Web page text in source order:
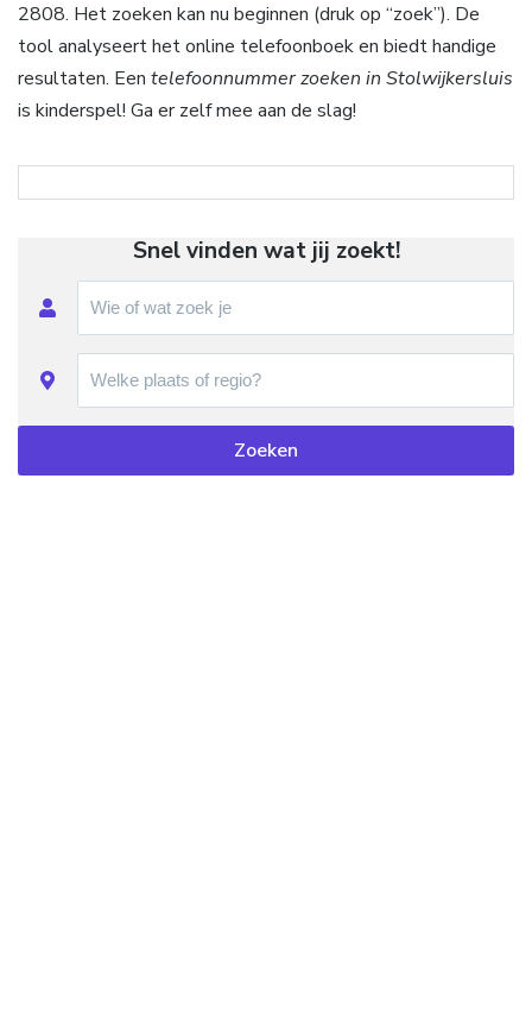
2808. Het zoeken kan nu beginnen (druk op “zoek”). De
tool analyseert het online telefoonboek en biedt handige
resultaten. Een telefoonnummer zoeken in Stolwijkersluis
is kinderspel! Ga er zelf mee aan de slag!
Snel vinden wat jij zoekt!